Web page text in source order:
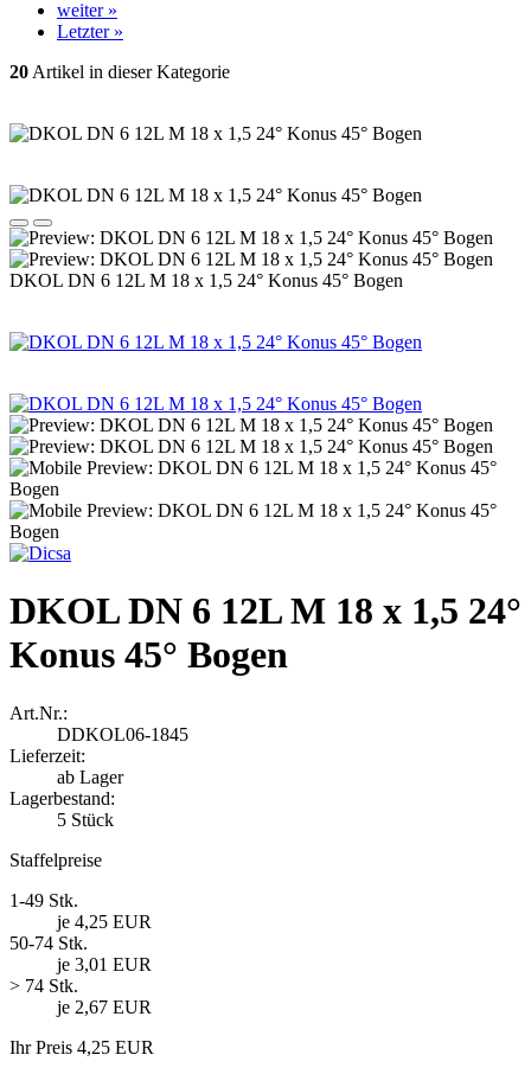
weiter »
Letzter »
20 Artikel in dieser Kategorie
DKOL DN 6 12L M 18 x 1,5 24° Konus 45° Bogen
DKOL DN 6 12L M 18 x 1,5 24°
Konus 45° Bogen
Art.Nr.:
DDKOL06-1845
Lieferzeit:
ab Lager
Lagerbestand:
5 Stück
Staffelpreise
1-49 Stk.
je 4,25 EUR
50-74 Stk.
je 3,01 EUR
> 74 Stk.
je 2,67 EUR
Ihr Preis 4,25 EUR